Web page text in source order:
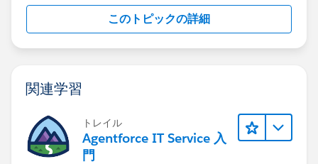
このトピックの詳細
関連学習
トレイル
Agentforce IT Service 入
門